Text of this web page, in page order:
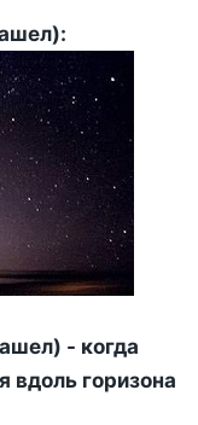
- когда
вдоль горизона